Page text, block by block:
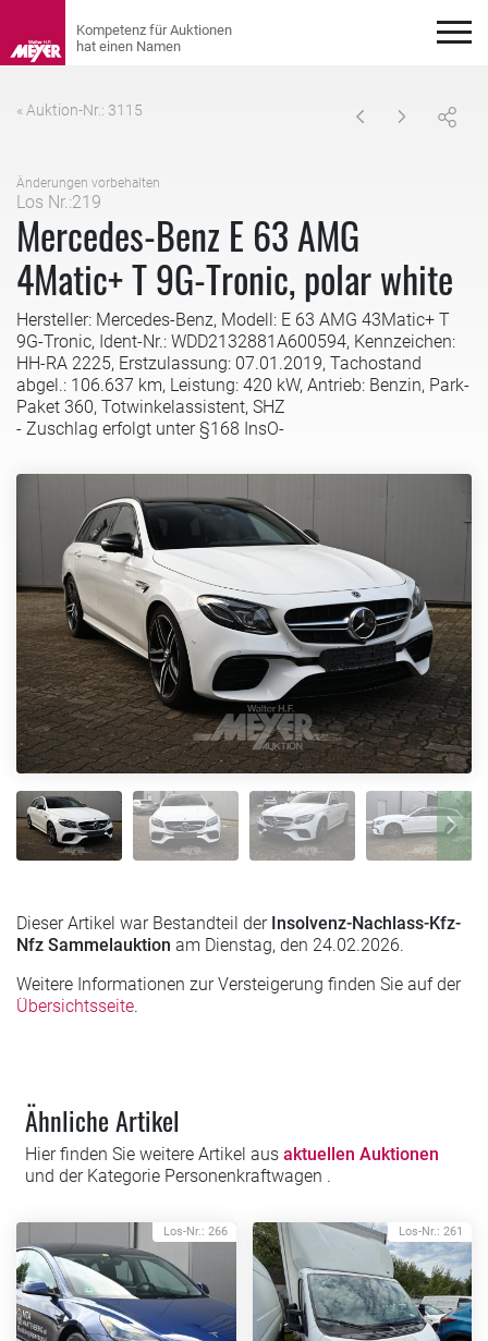
« Auktion-Nr.: 3115
Änderungen vorbehalten
Los Nr.:219
Mercedes-Benz E 63 AMG
4Matic+ T 9G-Tronic, polar white
Hersteller: Mercedes-Benz, Modell: E 63 AMG 43Matic+ T
9G-Tronic, Ident-Nr.: WDD2132881A600594, Kennzeichen:
HH-RA 2225, Erstzulassung: 07.01.2019, Tachostand
abgel.: 106.637 km, Leistung: 420 kW, Antrieb: Benzin, Park-
Paket 360, Totwinkelassistent, SHZ
- Zuschlag erfolgt unter §168 InsO-
Dieser Artikel war Bestandteil der Insolvenz-Nachlass-Kfz-
Nfz Sammelauktion am Dienstag, den 24.02.2026.
Weitere Informationen zur Versteigerung finden Sie auf der
Übersichtsseite.
Ähnliche Artikel
Hier finden Sie weitere Artikel aus aktuellen Auktionen
und der Kategorie Personenkraftwagen .
Los-Nr.: 266 Los-Nr.: 261